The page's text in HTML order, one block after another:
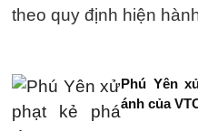
theo quy định hiện
Phú Yên
ánh của